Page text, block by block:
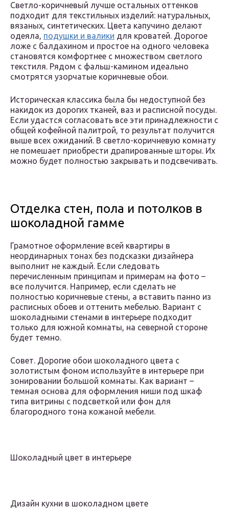
Светло-коричневый лучше остальных оттенков
подходит для текстильных изделий: натуральных,
вязаных, синтетических. Цвета капучино делают
одеяла, подушки и валики для кроватей. Дорогое
ложе с балдахином и простое на одного человека
становятся комфортнее с множеством светлого
текстиля. Рядом с фальш-камином идеально
смотрятся узорчатые коричневые обои.
Историческая классика была бы недоступной без
накидок из дорогих тканей, ваз и расписной посуды.
Если удастся согласовать все эти принадлежности с
общей кофейной палитрой, то результат получится
выше всех ожиданий. В светло-коричневую комнату
не помешает приобрести драпированные шторы. Их
можно будет полностью закрывать и подсвечивать.
Отделка стен, пола и потолков в
шоколадной гамме
Грамотное оформление всей квартиры в
неординарных тонах без подсказки дизайнера
выполнит не каждый. Если следовать
перечисленным принципам и примерам на фото –
все получится. Например, если сделать не
полностью коричневые стены, а вставить панно из
расписных обоев и оттенить мебелью. Вариант с
шоколадными стенами в интерьере подходит
только для южной комнаты, на северной стороне
будет темно.
Совет. Дорогие обои шоколадного цвета с
золотистым фоном используйте в интерьере при
зонировании большой комнаты. Как вариант –
темная основа для оформления ниши под шкаф
типа витрины с подсветкой или фон для
благородного тона кожаной мебели.
Шоколадный цвет в интерьере
Дизайн кухни в шоколадном цвете